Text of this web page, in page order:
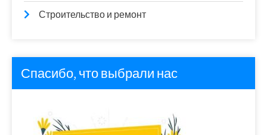
Строительство и ремонт
Спасибо, что выбрали нас